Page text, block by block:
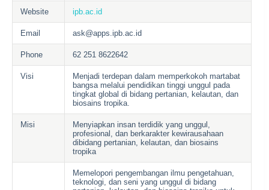
Website ipb.ac.id
Email ask@apps.ipb.ac.id
Phone 62 251 8622642
Visi
Menjadi terdepan dalam memperkokoh martabat
bangsa melalui pendidikan tinggi unggul pada
tingkat global di bidang pertanian, kelautan, dan
biosains tropika.
Misi
Menyiapkan insan terdidik yang unggul,
profesional, dan berkarakter kewirausahaan
dibidang pertanian, kelautan, dan biosains
tropika
Memelopori pengembangan ilmu pengetahuan,
teknologi, dan seni yang unggul di bidang